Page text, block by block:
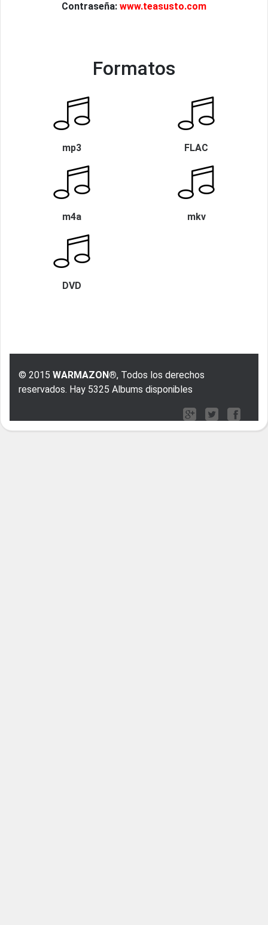
Contraseña: www.teasusto.com
Formatos
mp3 FLAC
m4a mkv
DVD
© 2015 WARMAZON®, Todos los derechos
reservados. Hay 5325 Albums disponibles